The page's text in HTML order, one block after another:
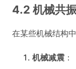
4.2 机械共
在某些机械结构
机械减震 ：